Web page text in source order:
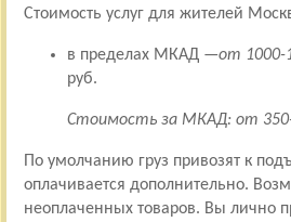
Стоимость услуг для жителей
в пределах МКАД —от 1000-
руб.
Стоимость за МКАД: от
По умолчанию груз привозят к
оплачивается дополнительно.
неоплаченных товаров. Вы лично